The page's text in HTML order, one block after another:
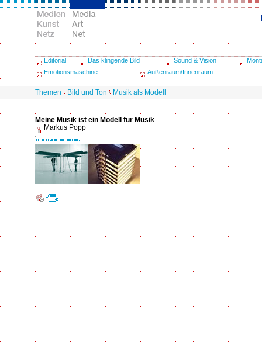
Editorial Das klingende Bild Sound & Vision
Emotionsmaschine
Außenraum/Innenraum
Themen Bild und Ton Musik als Modell
Meine Musik ist ein Modell für Musik
Markus Popp